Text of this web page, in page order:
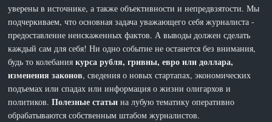
уверены в источнике, а также объективности и непредвзятости. Мы
подчеркиваем, что основная задача уважающего себя журналиста -
предоставление неискаженных фактов. А выводы должен сделать
каждый сам для себя! Ни одно событие не останется без внимания,
будь то колебаниякурса рубля, гривны, евро или доллара,
изменения законов, сведения о новых стартапах, экономических
подъемах или спадах или информация о жизни олигархов и
политиков.Полезные статьи на лубую тематику оперативно
обрабатываются собственным штабом журналистов.